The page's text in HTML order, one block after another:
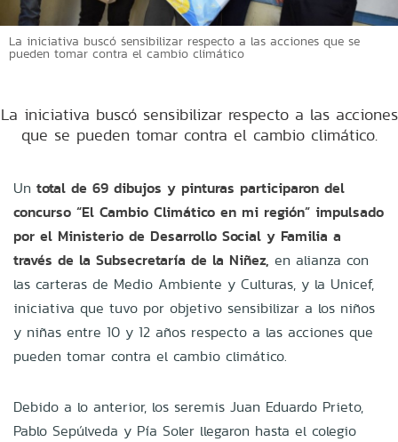
La iniciativa buscó sensibilizar respecto a las acciones que se
pueden tomar contra el cambio climático
La iniciativa buscó sensibilizar respecto a las acciones
que se pueden tomar contra el cambio climático.
Un total de 69 dibujos y pinturas participaron del
concurso “El Cambio Climático en mi región” impulsado
por el Ministerio de Desarrollo Social y Familia a
través de la Subsecretaría de la Niñez, en alianza con
las carteras de Medio Ambiente y Culturas, y la Unicef,
iniciativa que tuvo por objetivo sensibilizar a los niños
y niñas entre 10 y 12 años respecto a las acciones que
pueden tomar contra el cambio climático.
Debido a lo anterior, los seremis Juan Eduardo Prieto,
Pablo Sepúlveda y Pía Soler llegaron hasta el colegio